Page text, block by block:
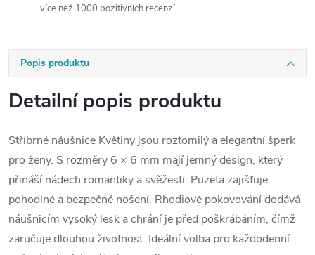
více než 1000 pozitivních recenzí
Popis produktu
Detailní popis produktu
Stříbrné náušnice Květiny jsou roztomilý a elegantní šperk
pro ženy. S rozměry 6 × 6 mm mají jemný design, který
přináší nádech romantiky a svěžesti. Puzeta zajišťuje
pohodlné a bezpečné nošení. Rhodiové pokovování dodává
náušnicím vysoký lesk a chrání je před poškrábáním, čímž
zaručuje dlouhou životnost. Ideální volba pro každodenní